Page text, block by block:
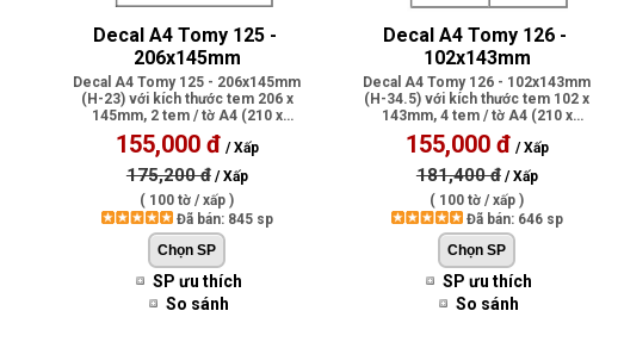
Decal A4 Tomy 125 -
206x145mm
Decal A4 Tomy 125 - 206x145mm
(H-23) với kích thước tem 206 x
145mm, 2 tem / tờ A4 (210 x
297mm), có..
155,000 đ / Xấp
175,200 đ/ Xấp
( 100 tờ / xấp )
Đã bán: 845 sp
SP ưu thích
So sánh
Decal A4 Tomy 126 -
102x143mm
Decal A4 Tomy 126 - 102x143mm
(H-34.5) với kích thước tem 102 x
143mm, 4 tem / tờ A4 (210 x
297mm), ..
155,000 đ / Xấp
181,400 đ/ Xấp
( 100 tờ / xấp )
Đã bán: 646 sp
SP ưu thích
So sánh